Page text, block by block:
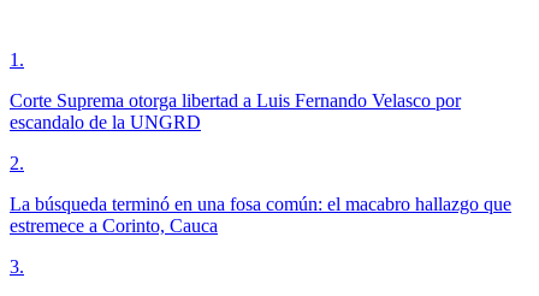
1 .
Corte Suprema otorga libertad a Luis Fernando Velasco por
escandalo de la UNGRD
2.
La búsqueda terminó en una fosa común: el macabro hallazgo que
estremece a Corinto, Cauca
3.